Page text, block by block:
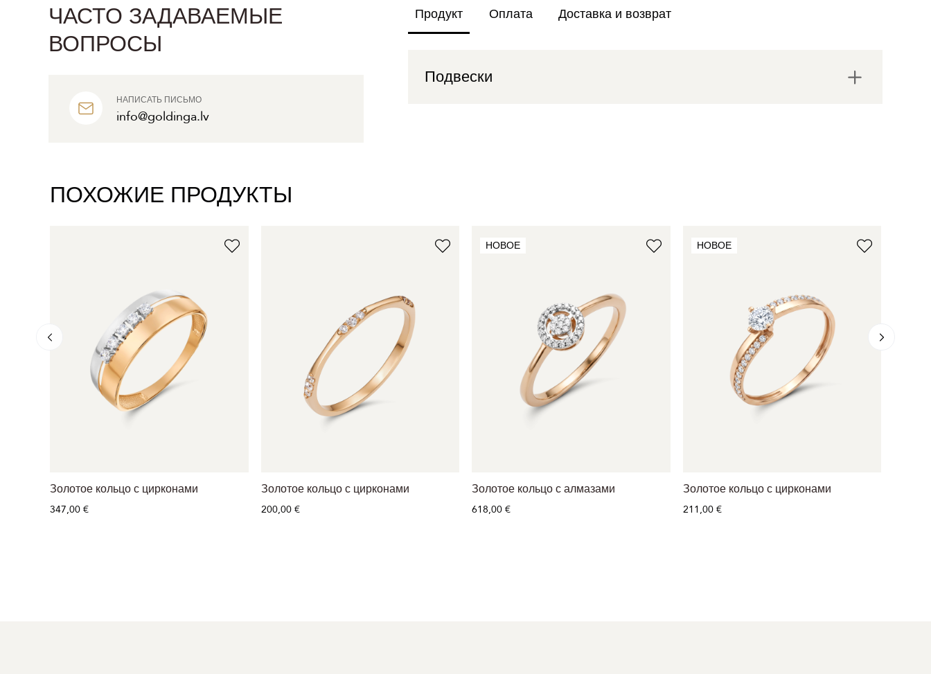
ЧАСТО ЗАДАВАЕМЫЕ
ВОПРОСЫ
НАПИСАТЬ ПИСЬМО
info@goldinga.lv
Продукт Оплата Доставка и возврат
Подвески
ПОХОЖИЕ ПРОДУКТЫ
Золотое кольцо с цирконами
347,00 €
Золотое кольцо с цирконами
200,00 €
НОВОЕ
Золотое кольцо с алмазами
618,00 €
НОВОЕ
Золотое кольцо с цирконами
211,00 €